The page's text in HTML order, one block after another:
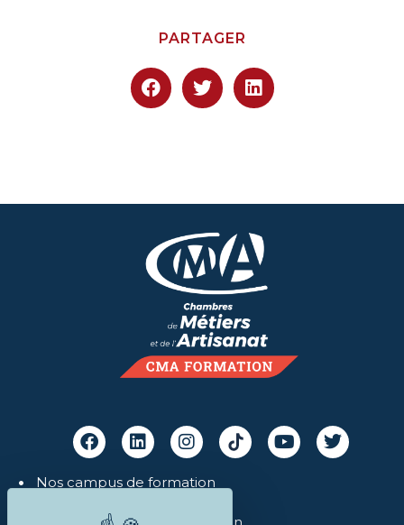
PARTAGER
Nos campus de formation
Notre catalogue de formation